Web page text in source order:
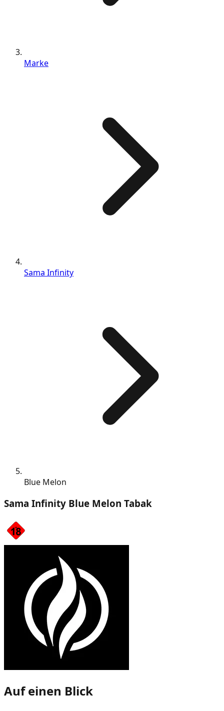
Marke
Sama Infinity
Blue Melon
Sama Infinity Blue Melon Tabak
Auf einen Blick